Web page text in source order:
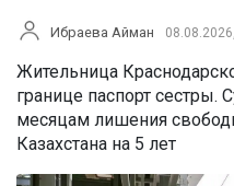
Ибраева Айман
Жительница
границе паспорт сестры.
месяцам лишения
Казахстана на 5 лет